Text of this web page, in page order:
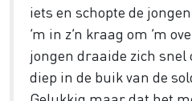
iets en schopte de
’m in z’n kraag om ’m
jongen draaide zich snel
diep in de buik van de